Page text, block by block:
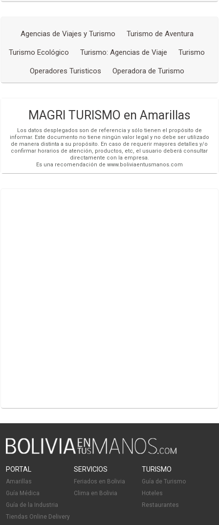
Agencias de Viajes y Turismo Turismo de Aventura
Turismo Ecológico Turismo: Agencias de Viaje Turismo
Operadores Turisticos Operadora de Turismo
MAGRI TURISMO en Amarillas
Los datos desplegados son de referencia y sólo tienen el propósito de
informar. Este documento no tiene ningún valor legal y no debe ser utilizado
de manera distinta a su propósito. En caso de requerir mayores detalles y/o
confirmar horarios de atención, productos, etc, el usuario deberá consultar
directamente con la empresa.
Es una recomendación de www.boliviaentusmanos.com
PORTAL
Amarillas
Guía Médica
Guía de la Industria
Tiendas Online Delivery
SERVICIOS
Feriados en Bolivia
Clima en Bolivia
TURISMO
Guía de Turismo
Hoteles
Restaurantes